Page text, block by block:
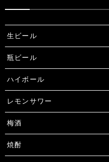
生ビール
瓶ビール
ハイボール
レモンサワー
梅酒
焼酎